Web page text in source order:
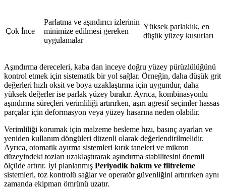
Çok İnce
Parlatma ve aşındırıcı izlerinin
minimize edilmesi gereken
uygulamalar
Yüksek parlaklık, en
düşük yüzey kusurları
Aşındırma dereceleri, kaba dan inceye doğru yüzey pürüzlülüğünü
kontrol etmek için sistematik bir yol sağlar. Örneğin, daha düşük grit
değerleri hızlı oksit ve boya uzaklaştırma için uygundur, daha
yüksek değerler ise parlak yüzey bırakır. Ayrıca, kombinasyonlu
aşındırma süreçleri verimliliği artırırken, aşırı agresif seçimler hassas
parçalar için deformasyon veya yüzey hasarına neden olabilir.
Verimliliği korumak için malzeme besleme hızı, basınç ayarları ve
yeniden kullanım döngüleri düzenli olarak değerlendirilmelidir.
Ayrıca, otomatik ayırma sistemleri kırık taneleri ve mikron
düzeyindeki tozları uzaklaştırarak aşındırma stabilitesini önemli
ölçüde artırır. İyi planlanmış Periyodik bakım ve filtreleme
sistemleri, toz kontrolü sağlar ve operatör güvenliğini artırırken aynı
zamanda ekipman ömrünü uzatır.